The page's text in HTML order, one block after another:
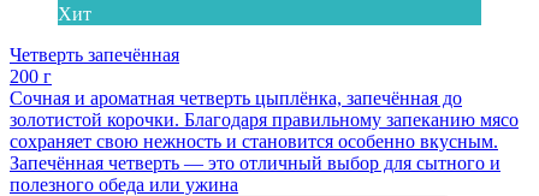
Хит
Четверть запечённая
200 г
Сочная и ароматная четверть цыплёнка, запечённая до
золотистой корочки. Благодаря правильному запеканию мясо
сохраняет свою нежность и становится особенно вкусным.
Запечённая четверть — это отличный выбор для сытного и
полезного обеда или ужина